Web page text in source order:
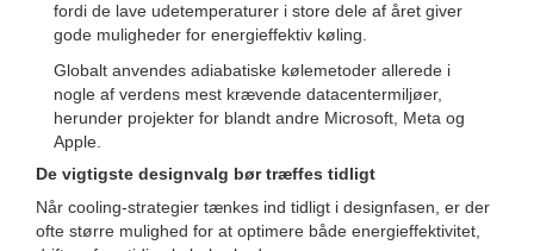
fordi de lave udetemperaturer i store dele af året giver
gode muligheder for energieffektiv køling.
Globalt anvendes adiabatiske kølemetoder allerede i
nogle af verdens mest krævende datacentermiljøer,
herunder projekter for blandt andre Microsoft, Meta og
Apple.
De vigtigste designvalg bør træffes tidligt
Når cooling-strategier tænkes ind tidligt i designfasen, er der
ofte større mulighed for at optimere både energieffektivitet,